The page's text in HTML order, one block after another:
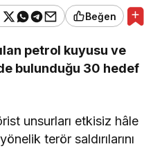
Beğen
petrol kuyusu ve
bulunduğu 30 hedef
unsurları etkisiz hâle
terör saldırılarını
Güncel
ESNAFIN YANINDA